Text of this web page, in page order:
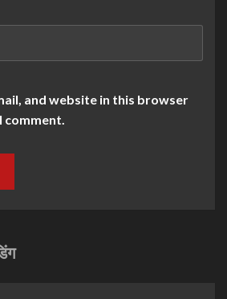
and website in this browser
comment.